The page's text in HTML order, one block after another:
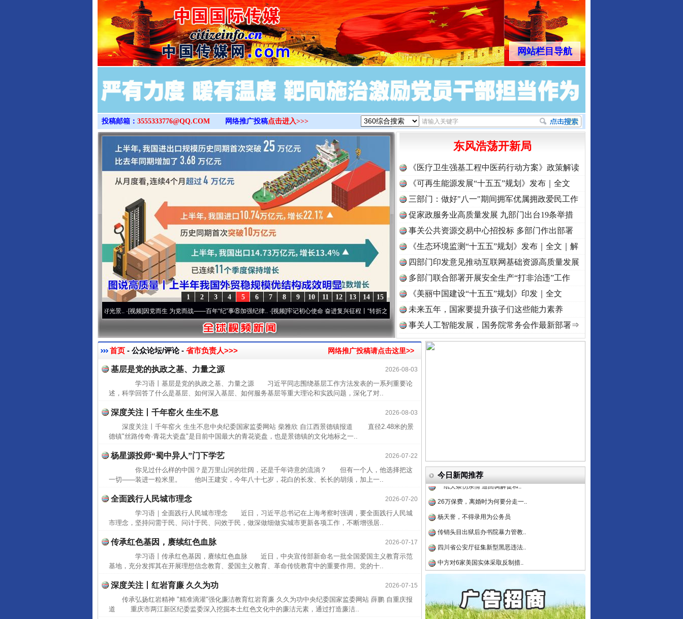
>
网站栏目导航
投稿邮箱： 3555333776@QQ.COM 网络推广投稿点击进入>>>
15
14
13
12
11
10
9
8
7
6
5
4
3
2
1
·[视频]因党而生 为党而战——百年“纪”事⑧加强纪律..·[视频]牢记初心使命 奋进复兴征程丨“转折之城”激荡.. ·[视频]牢记初心使命 奋进复兴征程丨红船起航处 潮起..·[视频]一首歌的时间，读懂乐至的“诗与远方”
东风浩荡开新局
《医疗卫生强基工程中医药行动方案》政策解读
《可再生能源发展“十五五”规划》发布｜全文
三部门：做好"八一"期间拥军优属拥政爱民工作
促家政服务业高质量发展 九部门出台19条举措
事关公共资源交易中心招投标 多部门作出部署
《生态环境监测“十五五”规划》发布｜全文｜解
读
四部门印发意见推动互联网基础资源高质量发展
多部门联合部署开展安全生产“打非治违”工作
《美丽中国建设“十五五”规划》印发｜全文
未来五年，国家要提升孩子们这些能力素养
事关人工智能发展，国务院常务会作最新部署⇒
首页 - 公众论坛/评论 - 省市负责人>>> 网络推广投稿请点击这里>>
2026-08-03
基层是党的执政之基、力量之源
学习语丨基层是党的执政之基、力量之源 习近平同志围绕基层工作方法发表的一系列重要论
述，科学回答了什么是基层、如何深入基层、如何服务基层等重大理论和实践问题，深化了对..
2026-08-03
深度关注丨千年窑火 生生不息
深度关注丨千年窑火 生生不息中央纪委国家监委网站 柴雅欣 自江西景德镇报道 直径2.48米的景
德镇"丝路传奇·青花大瓷盘"是目前中国最大的青花瓷盘，也是景德镇的文化地标之一..
2026-07-22
杨星源投师“蜀中异人”门下学艺
你见过什么样的中国？是万里山河的壮阔，还是千年诗意的流淌？ 但有一个人，他选择把这
一切——装进一粒米里。 他叫王建安，今年八十七岁，花白的长发、长长的胡须，加上一..
2026-07-20
全面践行人民城市理念
学习语｜全面践行人民城市理念 近日，习近平总书记在上海考察时强调，要全面践行人民城
市理念，坚持问需于民、问计于民、问效于民，做深做细做实城市更新各项工作，不断增强居..
2026-07-17
传承红色基因，赓续红色血脉
学习语丨传承红色基因，赓续红色血脉 近日，中央宣传部新命名一批全国爱国主义教育示范
基地，充分发挥其在开展理想信念教育、爱国主义教育、革命传统教育中的重要作用。党的十..
2026-07-15
深度关注丨红岩育廉 久久为功
传承弘扬红岩精神 "精准滴灌"强化廉洁教育红岩育廉 久久为功中央纪委国家监委网站 薛鹏 自重庆报
道 重庆市两江新区纪委监委深入挖掘本土红色文化中的廉洁元素，通过打造廉洁..
今日新闻推荐
一纸欠条伤亲情 巡回调解促和..
26万保费，离婚时为何要分走一..
杨天誉，不得录用为公务员
传销头目出狱后办书院暴力管教..
四川省公安厅征集新型黑恶违法..
中方对6家美国实体采取反制措..
中国发起首例对外贸易国家安全..
从“无产可执”到“全额执行”
最高检抗诉的疑难复杂刑事案件
完善运行机制助力责任有效落实 一纸欠条伤亲情 巡回调解促和解.. 行业协会接连发公告